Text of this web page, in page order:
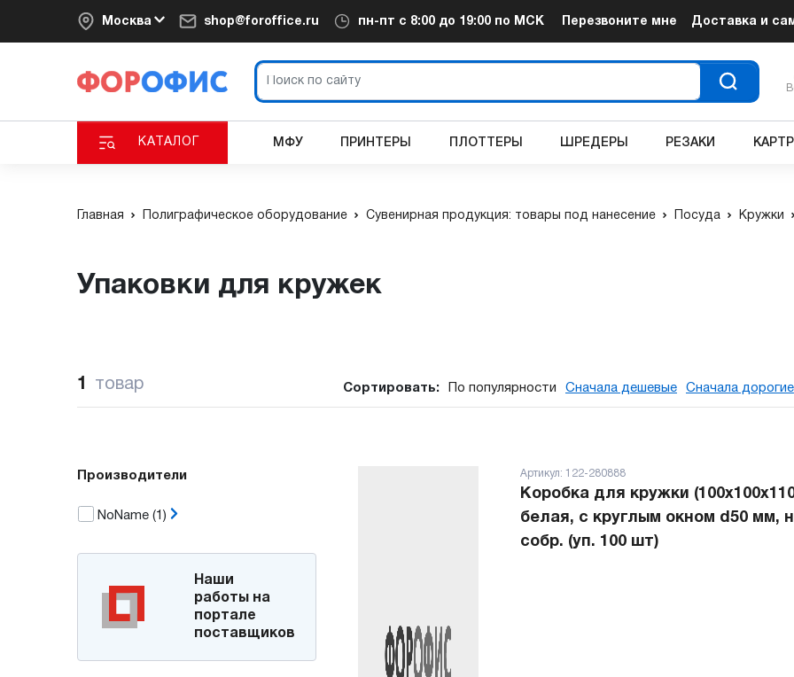
Москва shop@foroffice.ru пн-пт с 8:00 до 19:00 по МСК Перезвоните мне Доставка и
КАТАЛОГ МФУ ПРИНТЕРЫ ПЛОТТЕРЫ ШРЕДЕРЫ РЕЗАКИ
Главная Полиграфическое оборудование Сувенирная продукция: товары под нанесение Посуда Кружки
Упаковки для кружек
1 товар Сортировать: По популярности Сначала дешевые Сначала дорогие
Производители
NoName (1)
Наши
работы на
портале
поставщиков
Артикул: 122-280888
Коробка для кружки
белая, с круглым окном d50 мм,
собр. (уп. 100 шт)